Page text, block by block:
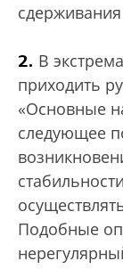
2. В
приходить
«Основные
следующее
Подобные